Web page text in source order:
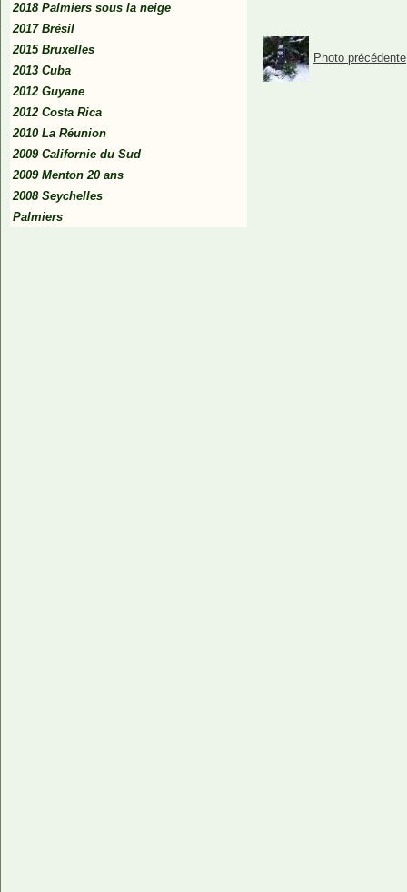
2018 Palmiers sous la neige
2017 Brésil
2015 Bruxelles
2013 Cuba
2012 Guyane
2012 Costa Rica
2010 La Réunion
2009 Californie du Sud
2009 Menton 20 ans
2008 Seychelles
Palmiers
Photo précédente